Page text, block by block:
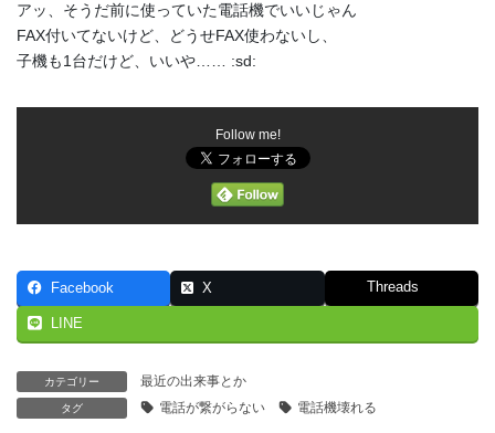
アッ、そうだ前に使っていた電話機でいいじゃん
FAX付いてないけど、どうせFAX使わないし、
子機も1台だけど、いいや…… :sd:
Follow me!
Facebook X Threads
LINE
カテゴリー 最近の出来事とか
タグ 電話が繋がらない 電話機壊れる